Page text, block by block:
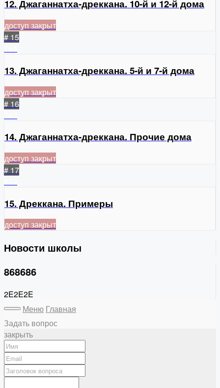
12. Джаганнатха-дреккана. 10-й и 12-й дома
доступ закрыт
# 15
13. Джаганнатха-дреккана. 5-й и 7-й дома
доступ закрыт
# 16
14. Джаганнатха-дреккана. Прочие дома
доступ закрыт
# 17
15. Дреккана. Примеры
доступ закрыт
Новости школы
868686
2E2E2E
Меню Главная
Задать вопрос
закрыть